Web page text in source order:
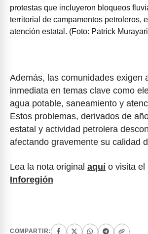
protestas que incluyeron bloqueos
territorial de campamentos petroleros,
atención estatal. (Foto: Patrick
Además, las comunidades exigen
inmediata en temas clave como
agua potable, saneamiento y
Estos problemas, derivados de
estatal y actividad petrolera
afectando gravemente su calidad
Lea la nota original aquío visita el
Inforegión
COMPARTIR: